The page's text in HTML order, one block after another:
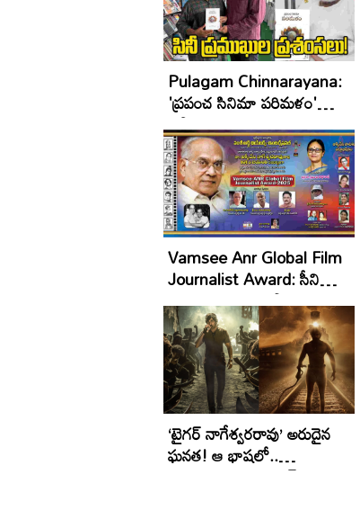
Pulagam Chinnarayana:
'ప్రపంచ సినిమా పరిమళం'
ఆస్వాదించమంటున్న మల్లాది
Vamsee Anr Global Film
Journalist Award: సీనియర్
జర్నలిస్టులకు.. ప్రతిష్టాత్మక
అవార్డు
‘టైగ‌ర్ నాగేశ్వ‌ర‌రావు’ అరుదైన
ఘ‌న‌త‌! ఆ భాష‌లో..
మొట్ట‌మొద‌టి ఇండియ‌న్ సినిమా